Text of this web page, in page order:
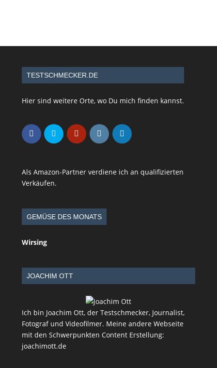
TESTSCHMECKER.DE
Hier sind weitere Orte, wo Du mich finden kannst.
Als Amazon-Partner verdiene ich an qualifizierten
Verkäufen.
GEMÜSE DES MONATS
Wirsing
JOACHIM OTT
Ich bin Joachim Ott, der Testschmecker, Journalist,
Fotograf und Videofilmer. Meine andere Webseite
mit den Schwerpunkten Content Erstellung:
joachimott.de